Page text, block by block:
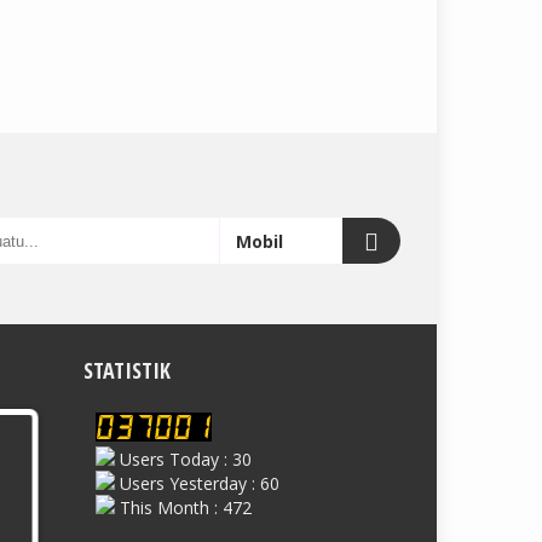
STATISTIK
Users Today : 30
Users Yesterday : 60
This Month : 472